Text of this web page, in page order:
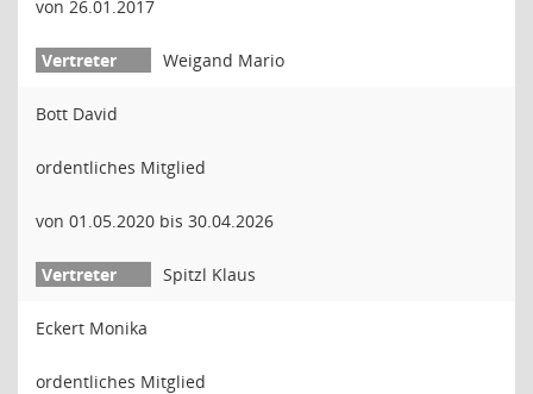
von 26.01.2017
Weigand Mario
Bott David
ordentliches Mitglied
von 01.05.2020 bis 30.04.2026
Spitzl Klaus
Eckert Monika
ordentliches Mitglied